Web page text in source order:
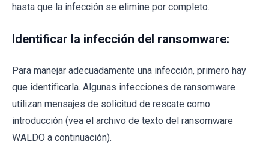
hasta que la infección se elimine por completo.
Identificar la infección del ransomware:
Para manejar adecuadamente una infección, primero hay
que identificarla. Algunas infecciones de ransomware
utilizan mensajes de solicitud de rescate como
introducción (vea el archivo de texto del ransomware
WALDO a continuación).